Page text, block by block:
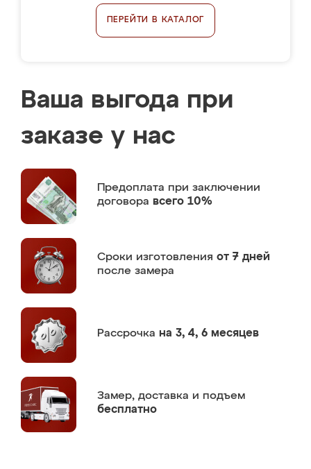
ПЕРЕЙТИ В КАТАЛОГ
Ваша выгода при
заказе у нас
Предоплата при заключении
договора всего 10%
Сроки изготовления от 7 дней
после замера
Рассрочка на 3, 4, 6 месяцев
Замер, доставка и подъем
бесплатно